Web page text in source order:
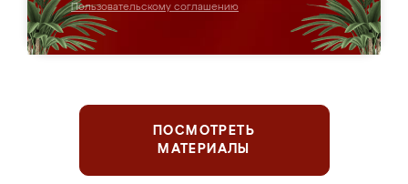
Пользовательскому соглашению
ПОСМОТРЕТЬ
МАТЕРИАЛЫ